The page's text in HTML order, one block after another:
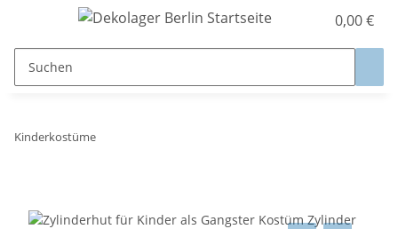
0,00 €
Kinderkostüme